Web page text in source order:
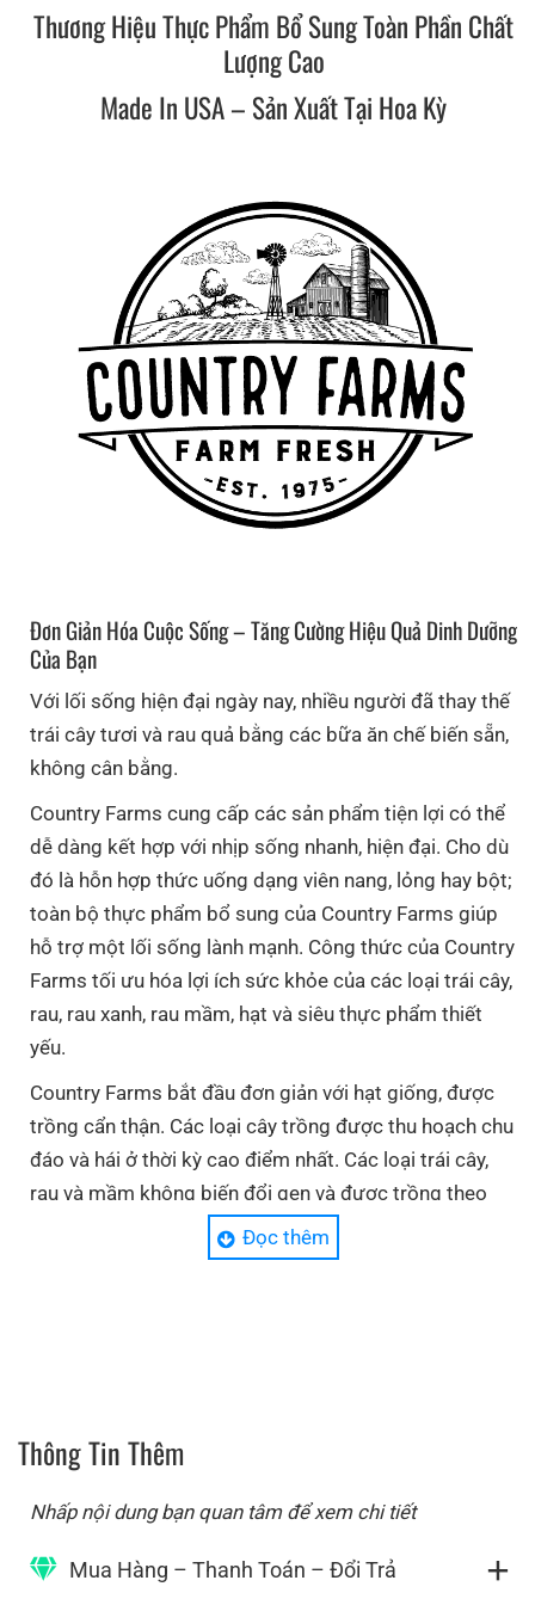
Thương Hiệu Thực Phẩm Bổ Sung Toàn Phần Chất
Lượng Cao
Made In USA – Sản Xuất Tại Hoa Kỳ
Đơn Giản Hóa Cuộc Sống – Tăng Cường Hiệu Quả Dinh Dưỡng
Của Bạn
Với lối sống hiện đại ngày nay, nhiều người đã thay thế
trái cây tươi và rau quả bằng các bữa ăn chế biến sẵn,
không cân bằng.
Country Farms cung cấp các sản phẩm tiện lợi có thể
dễ dàng kết hợp với nhịp sống nhanh, hiện đại. Cho dù
đó là hỗn hợp thức uống dạng viên nang, lỏng hay bột;
toàn bộ thực phẩm bổ sung của Country Farms giúp
hỗ trợ một lối sống lành mạnh. Công thức của Country
Farms tối ưu hóa lợi ích sức khỏe của các loại trái cây,
rau, rau xanh, rau mầm, hạt và siêu thực phẩm thiết
yếu.
Country Farms bắt đầu đơn giản với hạt giống, được
trồng cẩn thận. Các loại cây trồng được thu hoạch chu
đáo và hái ở thời kỳ cao điểm nhất. Các loại trái cây,
rau và mầm không biến đổi gen và được trồng theo
phương pháp hữu cơ này được chế biến một cách
toàn vẹn để bảo vệ giá trị dinh dưỡng. Với sự kết hợp
Đọc thêm
Thông Tin Thêm
Nhấp nội dung bạn quan tâm để xem chi tiết
Mua Hàng – Thanh Toán – Đổi Trả